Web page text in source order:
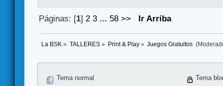
Páginas: [1]2 3 ... 58 >> Ir Arriba
La BSK » TALLERES» Print & Play» Juegos Gratuitos
Tema normal
Tema